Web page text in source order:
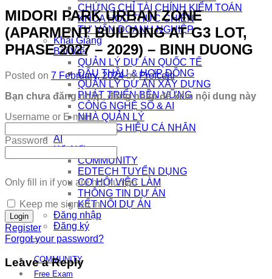
CHỨNG CHỈ TÀI CHÍNH KIỂM TOÁN
KHÓA HỌC THỰC CHIẾN
TƯ VẤN DOANH NGHIỆP
Khai Giảng
Bài Viết
QUẢN LÝ DỰ ÁN QUỐC TẾ
ĐẤU THẦU & HỢP ĐỒNG
QUẢN LÝ DỰ ÁN XÂY DỰNG
PHÁT TRIỂN BỀN VỮNG
CÔNG NGHỆ SỐ & AI
NHÀ QUẢN LÝ
THƯƠNG HIỆU CÁ NHÂN
AI
Kết Nối
COMMUNITY
EDTECH TUYỂN DỤNG
CƠ HỘI VIỆC LÀM
THÔNG TIN DỰ ÁN
KẾT NỐI DỰ ÁN
Đăng nhập
Đăng ký
COMMUNITY
Free Exam
MIDORI PARK URBAN ZONE
(APARMENT BUILDING AT G3 LOT,
PHASE 2027 – 2029) – BINH DUONG
Posted on 7 February, 2024 byProfcerti
Bạn chưa đăng nhập, đăng nhập để xem nội dung này
Username or E-mail
Password
Only fill in if you are not human
Keep me signed in
Register
Forgot your password?
Leave a Reply